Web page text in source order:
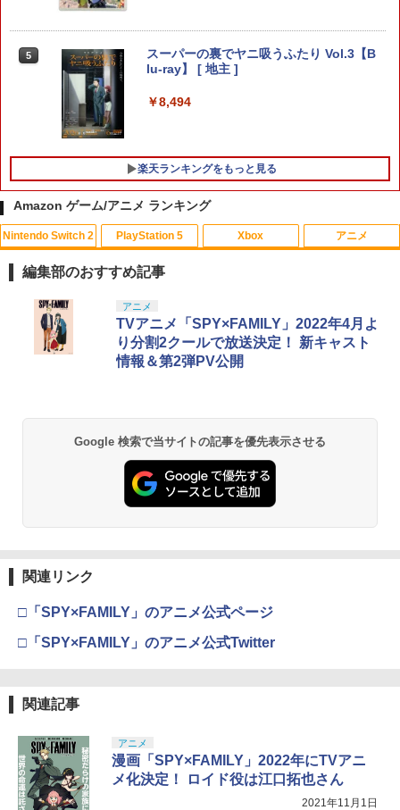
EVA ピカチュウ（走る姿）
5
【7週連続1位】inklink公式 Switch / Sw
itch2 コントローラー 最新モデル 最新フ
ァームウェア プロコン プロコン2 プロコ
ントローラー スイッチ2 スイッチ Switc
h コントローラー ワイヤレスコントロー
ラー 連射機能 ワイヤレス switch2コン
￥2,960
ソフト]
5
スーパーの裏でヤニ吸うふたり Vol.3【B
lu-ray】 [ 地主 ]
￥8,494
楽天ランキングをもっと見る
Amazon ゲーム/アニメ ランキング
Nintendo Switch 2
スプラトゥーン レイダース|オンライン
コード版
￥5,832
スプラトゥーン レイダース -Switch2
5
ニンテンドープリペイド番号 5000円|オ
PlayStation 5
PlayStation 5 デジタル・エディション
日本語専用 Console Language: Japan
ese only (CFI-2200B01)
￥55,000
Beast of Reincarnation -PS5 【特典】
プロダクトコード 封入
￥7,286
￥11,980
【純正品】DualSense ワイヤレスコン
Xbox
【純正品】Xbox ワイヤレス コントロー
ラー + USB-C® ケーブル
￥8,300
2
【純正品】Xbox ワイヤレス コントロー
ラー (ロボット ホワイト)
￥7,681
【純正品】Xbox ワイヤレス コントロー
4
【純正品】Xbox 充電式バッテリー + US
5
【国内正規品】Thrustmaster スラスト
マスター TH8S シフター - PC、PS4、P
S5、PS5 Pro、Xbox One、Xbox Serie
アニメ
劇場版「鬼滅の刃」無限城編 第一章 猗
窩座再来 通常版 [Blu-ray]
￥3,982
劇場版「鬼滅の刃」無限城編 第一章 猗
窩座再来 通常版 [DVD]
￥3,523
(オリジナル特典:オリジナル巾着＋メー
カー特典:【坤と離】二振りの剣、十翼よ
り来たる！スタジオ描き下ろしイラスト
ボード付) [Blu-ray]
4
窩座再来 完全生産限定版 [Blu-ray]
編集部のおすすめ記事
アニメ
TVアニメ「SPY×FAMILY」2022年4月よ
り分割2クールで放送決定！ 新キャスト
情報＆第2弾PV公開
Google 検索で当サイトの記事を優先表示させる
関連リンク
□「SPY×FAMILY」のアニメ公式ページ
□「SPY×FAMILY」のアニメ公式Twitter
関連記事
アニメ
漫画「SPY×FAMILY」2022年にTVアニ
メ化決定！ ロイド役は江口拓也さん
2021年11月1日